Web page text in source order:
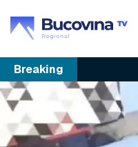
Breaking